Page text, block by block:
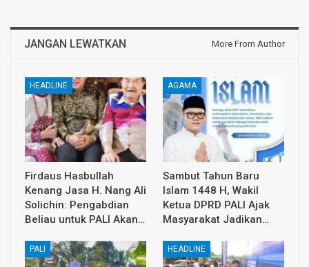
JANGAN LEWATKAN More From Author
HEADLINE
Firdaus Hasbullah
Kenang Jasa H. Nang Ali
Solichin: Pengabdian
Beliau untuk PALI Akan…
AGAMA
Sambut Tahun Baru
Islam 1448 H, Wakil
Ketua DPRD PALI Ajak
Masyarakat Jadikan…
PALI HEADLINE